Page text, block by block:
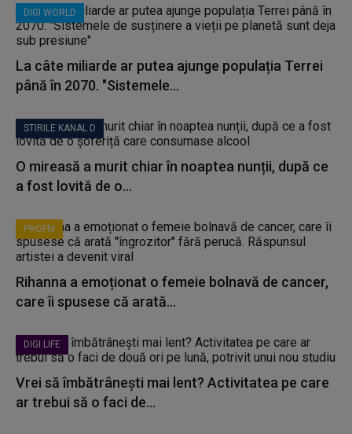
DIGI WORLD
La câte miliarde ar putea ajunge populația Terrei
până în 2070. "Sistemele...
STIRILE KANAL D
O mireasă a murit chiar în noaptea nunții, după ce
a fost lovită de o...
PROFM
Rihanna a emoționat o femeie bolnavă de cancer,
care îi spusese că arată...
DIGI LIFE
Vrei să îmbătrânești mai lent? Activitatea pe care
ar trebui să o faci de...